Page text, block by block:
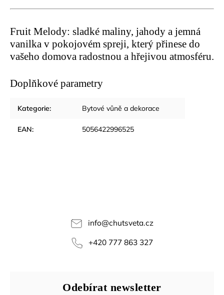
Fruit Melody: sladké maliny, jahody a jemná
vanilka v pokojovém spreji, který přinese do
vašeho domova radostnou a hřejivou atmosféru.
Doplňkové parametry
Kategorie: Bytové vůně a dekorace
EAN: 5056422996525
info@chutsveta.cz
+420 777 863 327
Odebírat newsletter